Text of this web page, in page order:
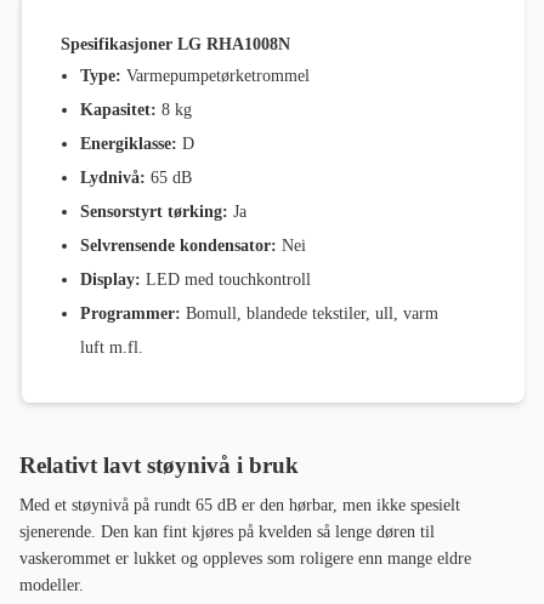
Spesifikasjoner LG RHA1008N
Type: Varmepumpetørketrommel
Kapasitet: 8 kg
Energiklasse: D
Lydnivå: 65 dB
Sensorstyrt tørking: Ja
Selvrensende kondensator: Nei
Display: LED med touchkontroll
Programmer: Bomull, blandede tekstiler, ull, varm
luft m.fl.
Relativt lavt støynivå i bruk
Med et støynivå på rundt 65 dB er den hørbar, men ikke spesielt
sjenerende. Den kan fint kjøres på kvelden så lenge døren til
vaskerommet er lukket og oppleves som roligere enn mange eldre
modeller.